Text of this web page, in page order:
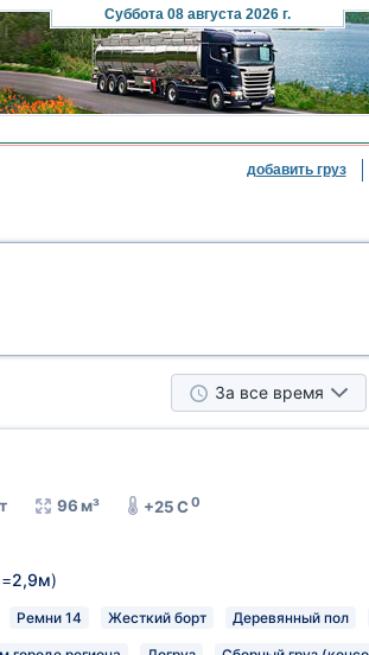
Суббота08 августа 2026 г.
добавить груз
За все время
96 м³ +25 C0
2,9м)
Ремни 14 Жесткий борт Деревянный пол